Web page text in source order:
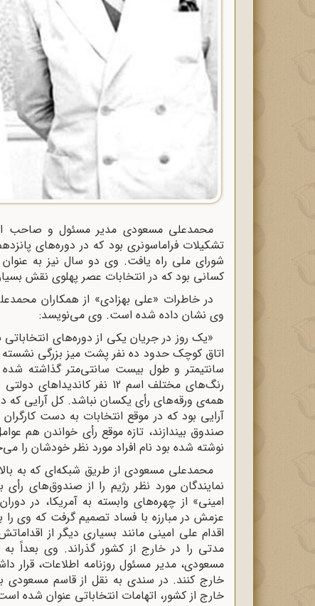
محمدعلی مسعودی مدیر مسئول و صاحب
تشکیلات فراماسونری بود که در دوره‌های
شورای ملی راه یافت. وی دو سال نیز به
کسانی بود که در انتخابات عصر پهلوی نقش
در خاطرات «علی بهزادی» از همکاران
وی نشان داده شده است. وی می‌نویسد:
«یک روز در جریان یکی از دوره‌های
اتاق کوچک حدود ده نفر پشت میز بزرگی
سانتیمتر و طول بیست سانتی‌متر گذاشته
رنگ‌های مختلف اسم 12 نفر
همه‌ی ورقه‌های رأی یکسان نباشد. کل آرایی
آرایی بود که در موقع انتخابات به دست
صندوق بیندازند، تازه موقع رأی خواندن هم
نوشته شده بود نام افراد مورد نظر خودشان را
محمدعلی مسعودی از طریق شبکه‌ای که به
نمایندگان مورد نظر رژیم را از صندوق‌های
امینی» از چهره‌های وابسته به آمریکا، در
عزمش در مبارزه با فساد تصمیم گرفت که وی
اقدام علی امینی مانند بسیاری دیگر از
مدتی را در خارج از کشور گذراند. وی بعداً
مسعودی، مدیر مسئول روزنامه اطلاعات، قرار
خارج از کشور، اتهامات انتخاباتی عنوان شده